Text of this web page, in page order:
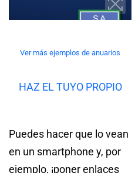
Ver más ejemplos de anuarios
HAZ EL TUYO PROPIO
Puedes hacer que lo vean
en un smartphone y, por
ejemplo, ¡poner enlaces